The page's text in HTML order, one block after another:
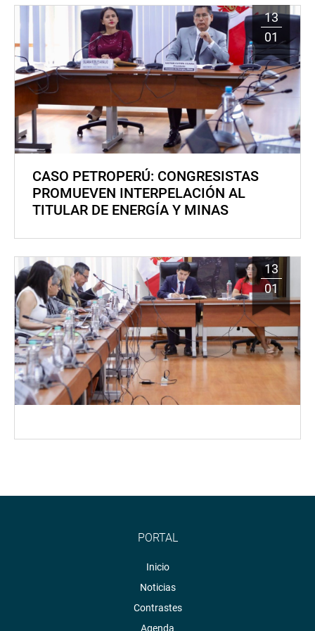
13
01
CASO PETROPERÚ: CONGRESISTAS
PROMUEVEN INTERPELACIÓN AL
TITULAR DE ENERGÍA Y MINAS
13
01
PORTAL
Inicio
Noticias
Contrastes
Agenda